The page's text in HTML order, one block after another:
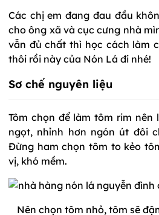
Các chị em đang đau đầu
cho ông xã và cục cưng nhà
vẫn đủ chất thì học cách làm
thôi rồi này của Nón Lá đi nhé!
Sơ chế nguyên liệu
Tôm chọn để làm tôm rim nên
ngọt, nhỉnh hơn ngón út đôi
Đừng ham chọn tôm to kẻo
vị, khó mềm.
Nên chọn tôm nhỏ, tôm sẽ